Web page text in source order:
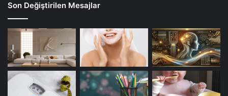
Son Değiştirilen Mesajlar